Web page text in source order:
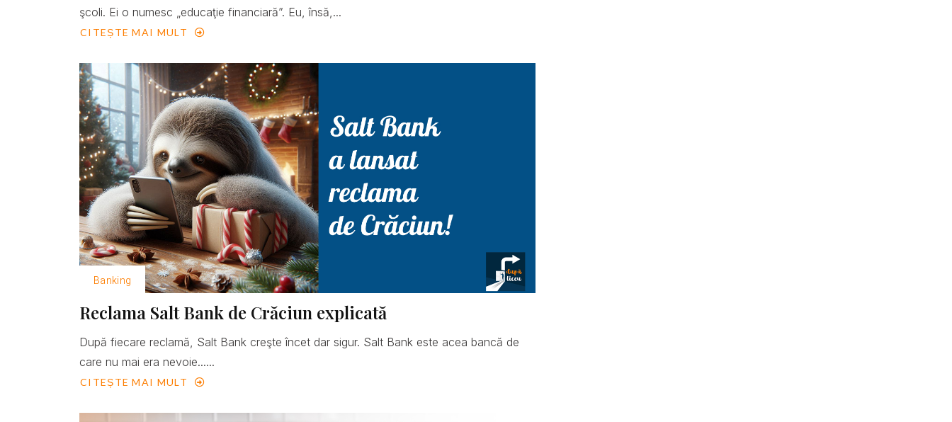
şcoli. Ei o numesc „educaţie financiară”. Eu, însă,...
CITEȘTE MAI MULT
Banking
Reclama Salt Bank de Crăciun explicată
După fiecare reclamă, Salt Bank creşte încet dar sigur. Salt Bank este acea bancă de
care nu mai era nevoie......
CITEȘTE MAI MULT